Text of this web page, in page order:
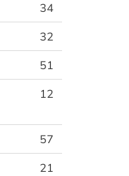
34
32
51
12
57
21